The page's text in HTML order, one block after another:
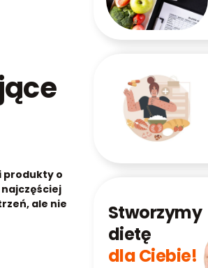
produkty o
ale nie
Stworzymy
dietę
dla Ciebie!